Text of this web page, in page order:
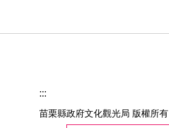
:::
苗栗縣政府文化觀光局 版權所有